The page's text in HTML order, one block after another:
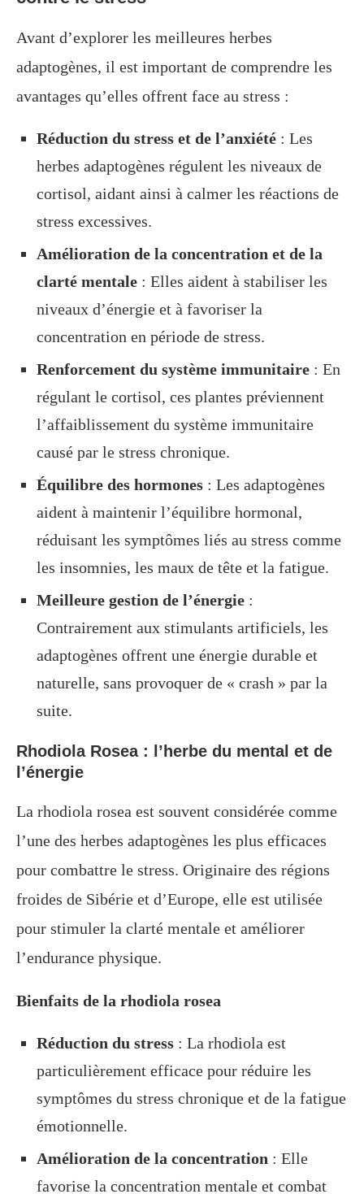
Avant d’explorer les meilleures herbes
adaptogènes, il est important de comprendre les
avantages qu’elles offrent face au stress :
Réduction du stress et de l’anxiété : Les
herbes adaptogènes régulent les niveaux de
cortisol, aidant ainsi à calmer les réactions de
stress excessives.
Amélioration de la concentration et de la
clarté mentale : Elles aident à stabiliser les
niveaux d’énergie et à favoriser la
concentration en période de stress.
Renforcement du système immunitaire : En
régulant le cortisol, ces plantes préviennent
l’affaiblissement du système immunitaire
causé par le stress chronique.
Équilibre des hormones : Les adaptogènes
aident à maintenir l’équilibre hormonal,
réduisant les symptômes liés au stress comme
les insomnies, les maux de tête et la fatigue.
Meilleure gestion de l’énergie :
Contrairement aux stimulants artificiels, les
adaptogènes offrent une énergie durable et
naturelle, sans provoquer de « crash » par la
suite.
Rhodiola Rosea : l’herbe du mental et de
l’énergie
La rhodiola rosea est souvent considérée comme
l’une des herbes adaptogènes les plus efficaces
pour combattre le stress. Originaire des régions
froides de Sibérie et d’Europe, elle est utilisée
pour stimuler la clarté mentale et améliorer
l’endurance physique.
Bienfaits de la rhodiola rosea
Réduction du stress : La rhodiola est
particulièrement efficace pour réduire les
symptômes du stress chronique et de la fatigue
émotionnelle.
Amélioration de la concentration : Elle
favorise la concentration mentale et combat